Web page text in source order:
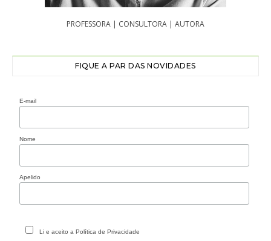
PROFESSORA | CONSULTORA | AUTORA
FIQUE A PAR DAS NOVIDADES
E-mail
Nome
Apelido
Li e aceito a Política de Privacidade